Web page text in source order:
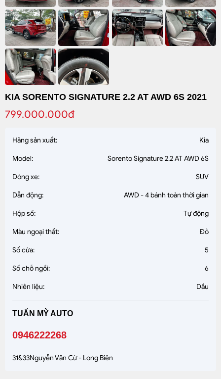
KIA SORENTO SIGNATURE 2.2 AT AWD 6S 2021
799.000.000đ
Hãng sản xuất: Kia
Model: Sorento Signature 2.2 AT AWD 6S
Dòng xe: SUV
Dẫn động: AWD - 4 bánh toàn thời gian
Hộp số: Tự động
Màu ngoại thất: Đỏ
Số cửa: 5
Số chỗ ngồi: 6
Nhiên liệu: Dầu
TUẤN MỲ AUTO
0946222268
31&33Nguyễn Văn Cừ - Long Biên